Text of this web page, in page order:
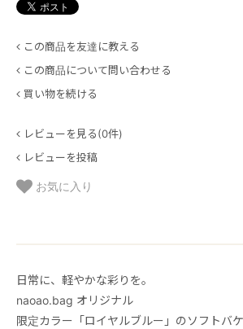
この商品を友達に教える
この商品について問い合わせる
買い物を続ける
レビューを見る(0件)
レビューを投稿
お気に入り
日常に、軽やかな彩りを。
naoao.bag オリジナル
限定カラー「ロイヤルブルー」のソフトバケ